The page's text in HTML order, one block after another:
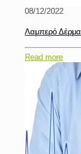
08/12/2022
Λαμπερό
Read more